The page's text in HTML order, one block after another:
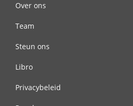
Over ons
Team
Steun ons
Libro
Privacybeleid